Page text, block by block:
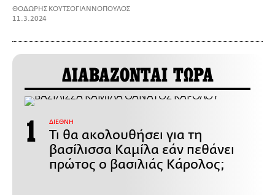
ΘΟΔΩΡΗΣ ΚΟΥΤΣΟΓΙΑΝΝΟΠΟΥΛΟΣ
11.3.2024
ΔΙΑΒΑΖΟΝΤΑΙ ΤΩΡΑ
ΔΙΕΘΝΗ
Τι θα ακολουθήσει για τη
βασίλισσα Καμίλα εάν πεθάνει
πρώτος ο βασιλιάς Κάρολος;